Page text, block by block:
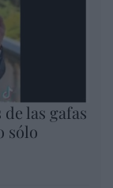
las gafas
sólo